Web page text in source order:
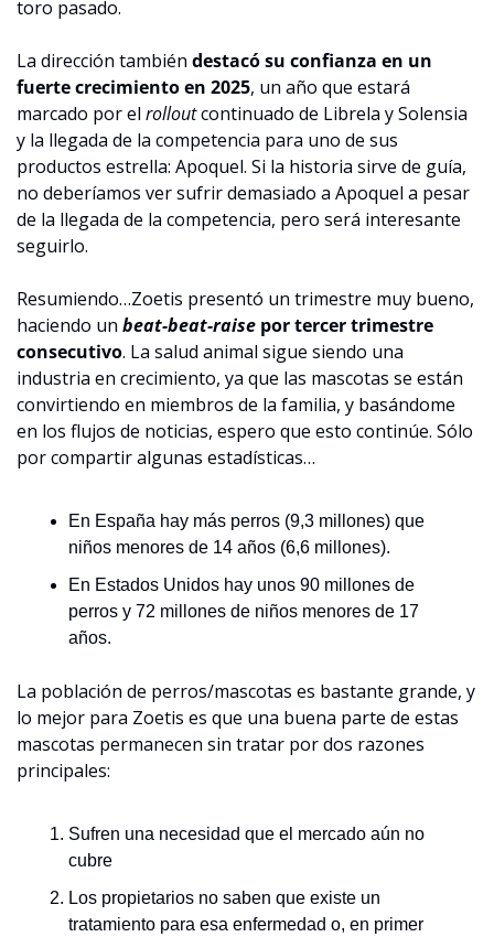
toro pasado.
La dirección también destacó su confianza en un
fuerte crecimiento en 2025, un año que estará
marcado por el rollout continuado de Librela y Solensia
y la llegada de la competencia para uno de sus
productos estrella: Apoquel. Si la historia sirve de guía,
no deberíamos ver sufrir demasiado a Apoquel a pesar
de la llegada de la competencia, pero será interesante
seguirlo.
Resumiendo…Zoetis presentó un trimestre muy bueno,
haciendo un beat-beat-raise por tercer trimestre
consecutivo. La salud animal sigue siendo una
industria en crecimiento, ya que las mascotas se están
convirtiendo en miembros de la familia, y basándome
en los flujos de noticias, espero que esto continúe. Sólo
por compartir algunas estadísticas…
En España hay más perros (9,3 millones) que
niños menores de 14 años (6,6 millones).
En Estados Unidos hay unos 90 millones de
perros y 72 millones de niños menores de 17
años.
La población de perros/mascotas es bastante grande, y
lo mejor para Zoetis es que una buena parte de estas
mascotas permanecen sin tratar por dos razones
principales:
Sufren una necesidad que el mercado aún no
cubre
Los propietarios no saben que existe un
tratamiento para esa enfermedad o, en primer